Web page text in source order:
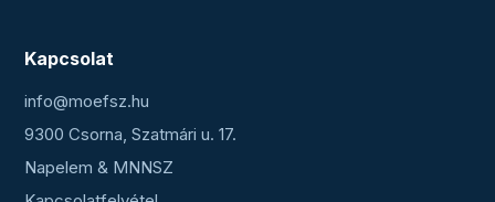
Kapcsolat
info@moefsz.hu
9300 Csorna, Szatmári u. 17.
Napelem & MNNSZ